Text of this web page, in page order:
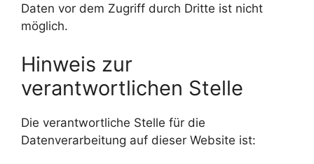
Daten vor dem Zugriff durch Dritte ist nicht
möglich.
Hinweis zur
verantwortlichen Stelle
Die verantwortliche Stelle für die
Datenverarbeitung auf dieser Website ist: